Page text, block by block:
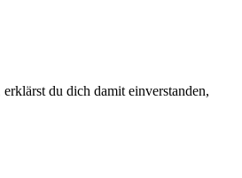
du dich damit einverstanden,